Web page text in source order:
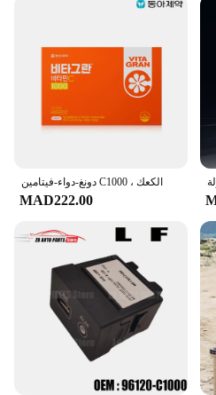
دونغ-دواء-فيتامين C1000 ، الكعك
MAD222.00